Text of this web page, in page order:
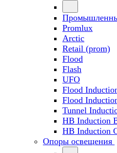
Promlux
Arctic
Retail (prom)
Flood
Flash
UFO
Flood
Flood
Tunnel
HB Induction
HB Induction
Опоры освещения